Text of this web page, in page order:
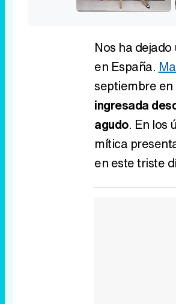
Nos ha
en España.
septiembre en
ingresada
agudo. En los
mítica
en este triste